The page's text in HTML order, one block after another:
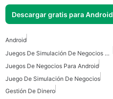
Descargar gratis para Android
Android
Juegos De Simulación De Negocios Para Android
Juegos De Negocios Para Android
Juego De Simulación De Negocios
Gestión De Dinero